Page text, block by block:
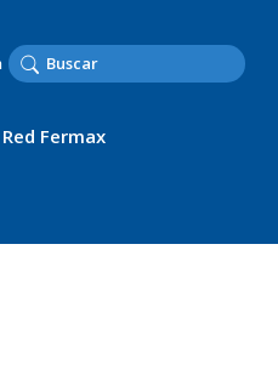
Red Fermax